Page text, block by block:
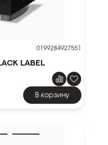
0199284927551
Label
В корзину